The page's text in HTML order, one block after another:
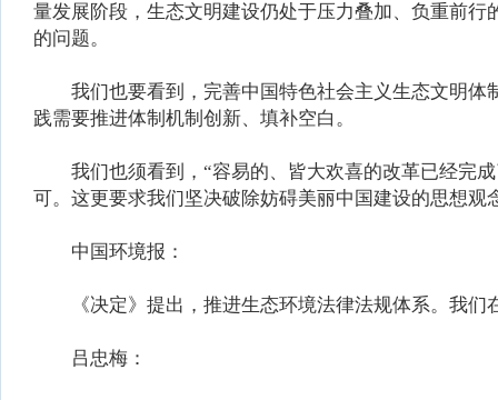
量发展阶段，生态文明建设仍处于压力叠加、负重前
的问题。
我们也要看到，完善中国特色社会主义生态文明体
践需要推进体制机制创新、填补空白。
我们也须看到，“容易的、皆大欢喜的改革已经完成
可。这更要求我们坚决破除妨碍美丽中国建设的思想
中国环境报：
《决定》提出，推进生态环境法律法规体系。我们
吕忠梅：